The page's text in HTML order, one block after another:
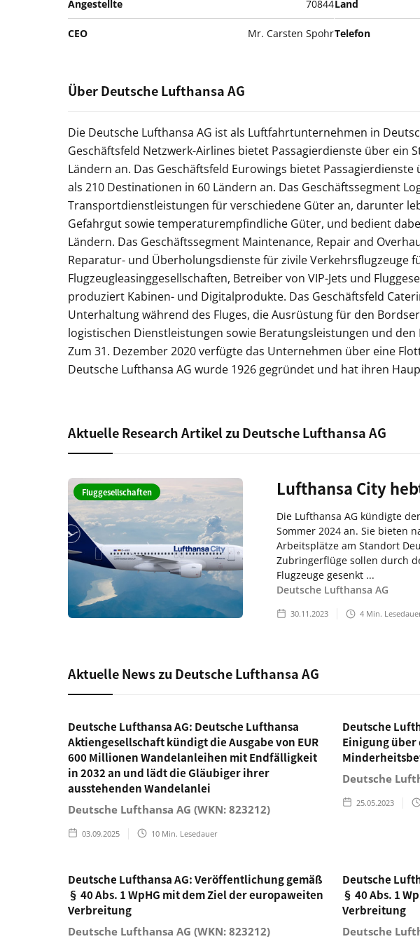
Angestellte 70844
CEO Mr. Carsten Spohr
Land
Telefon
Über Deutsche Lufthansa AG
Die Deutsche Lufthansa AG ist als Luftfahrtunternehmen in
Geschäftsfeld Netzwerk-Airlines bietet Passagierdienste über ein
Ländern an. Das Geschäftsfeld Eurowings bietet
als 210 Destinationen in 60 Ländern an. Das Geschäftssegment
Transportdienstleistungen für verschiedene Güter an, darunter
Gefahrgut sowie temperaturempfindliche Güter, und bedient
Ländern. Das Geschäftssegment Maintenance, Repair and
Reparatur- und Überholungsdienste für zivile Verkehrsflugzeuge
Flugzeugleasinggesellschaften, Betreiber von VIP-Jets und
produziert Kabinen- und Digitalprodukte. Das Geschäftsfeld
Unterhaltung während des Fluges, die Ausrüstung für den
logistischen Dienstleistungen sowie Beratungsleistungen und den
Zum 31. Dezember 2020 verfügte das Unternehmen über eine
Deutsche Lufthansa AG wurde 1926 gegründet und hat ihren
Aktuelle Research Artikel zu Deutsche Lufthansa AG
Fluggesellschaften Lufthansa City
Die Lufthansa AG kündigte
Sommer 2024 an. Sie bieten
Arbeitsplätze am Standort
Zubringerflüge sollen durch
Flugzeuge gesenkt ...
Deutsche Lufthansa AG
30.11.2023 4 Min.
Aktuelle News zu Deutsche Lufthansa AG
Deutsche Lufthansa AG: Deutsche Lufthansa
Aktiengesellschaft kündigt die Ausgabe von EUR
600 Millionen Wandelanleihen mit Endfälligkeit
in 2032 an und lädt die Gläubiger ihrer
ausstehenden Wandelanlei
Deutsche Lufthansa AG (WKN: 823212)
03.09.2025 10 Min. Lesedauer
Deutsche
Einigung
Deutsche
25.05.2023
Deutsche Lufthansa AG: Veröffentlichung gemäß
§ 40 Abs. 1 WpHG mit dem Ziel der europaweiten
Verbreitung
Deutsche Lufthansa AG (WKN: 823212)
Deutsche
§ 40 Abs. 1
Verbreitung
Deutsche